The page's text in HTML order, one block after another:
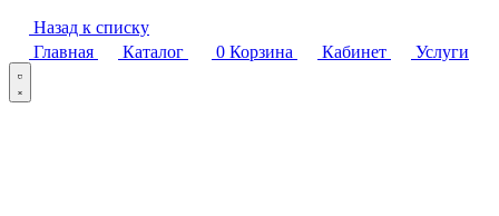
Назад к списку
Главная
Каталог 0 Корзина Кабинет Услуги